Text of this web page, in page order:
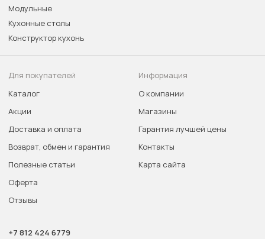
Модульные
Кухонные столы
Конструктор кухонь
Для покупателей
Каталог
Акции
Доставка и оплата
Возврат, обмен и гарантия
Полезные статьи
Оферта
Отзывы
Информация
О компании
Магазины
Гарантия лучшей цены
Контакты
Карта сайта
+7 812 424 6779